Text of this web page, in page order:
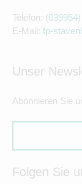
Telefon:
E-Mail: fp-
Unser
Abonnieren Sie
Folgen Sie